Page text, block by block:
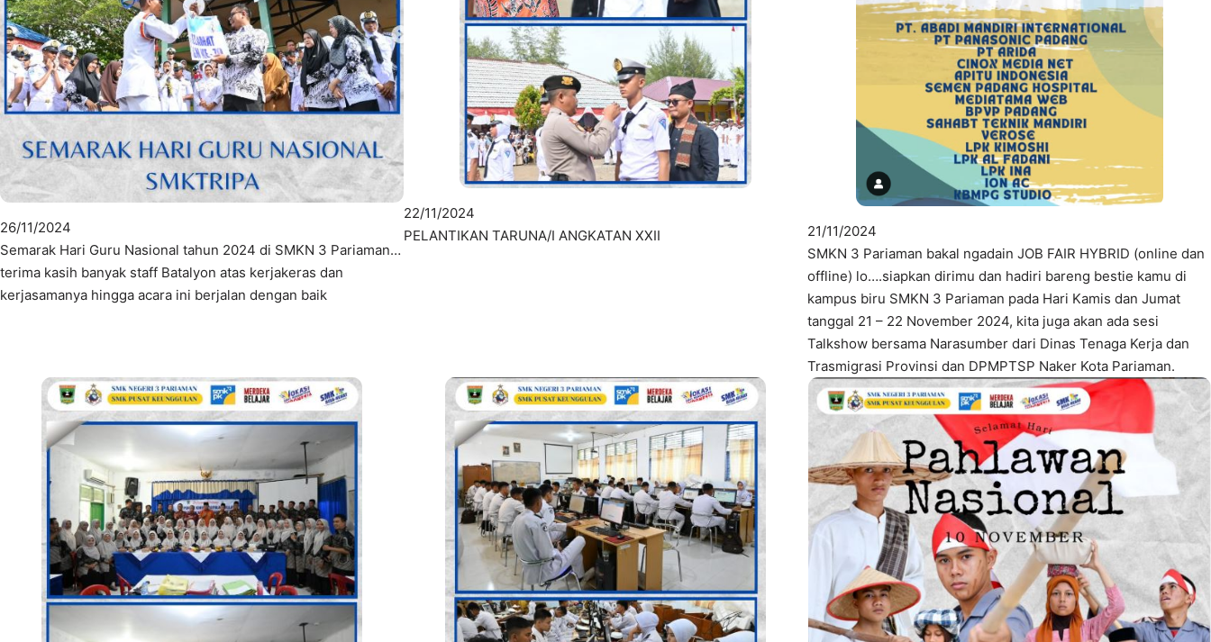
26/11/2024
Semarak Hari Guru Nasional tahun 2024 di SMKN 3 Pariaman…
terima kasih banyak staff Batalyon atas kerjakeras dan
kerjasamanya hingga acara ini berjalan dengan baik
22/11/2024
PELANTIKAN TARUNA/I ANGKATAN XXII
21/11/2024
SMKN 3 Pariaman bakal ngadain JOB FAIR HYBRID (online dan
offline) lo….siapkan dirimu dan hadiri bareng bestie kamu di
kampus biru SMKN 3 Pariaman pada Hari Kamis dan Jumat
tanggal 21 – 22 November 2024, kita juga akan ada sesi
Talkshow bersama Narasumber dari Dinas Tenaga Kerja dan
Trasmigrasi Provinsi dan DPMPTSP Naker Kota Pariaman.